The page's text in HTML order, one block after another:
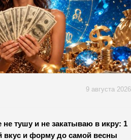
9 августа 2026
не тушу и не закатываю в икру: 1
вкус и форму до самой весны